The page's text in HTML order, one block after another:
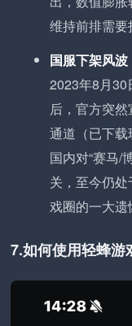
维持前排需要
国服下架风波
2023年8月30
后，官方突
通道（已下
国内对“赛马/
关，至今仍
戏圈的一大遗
7.如何使用轻蜂游